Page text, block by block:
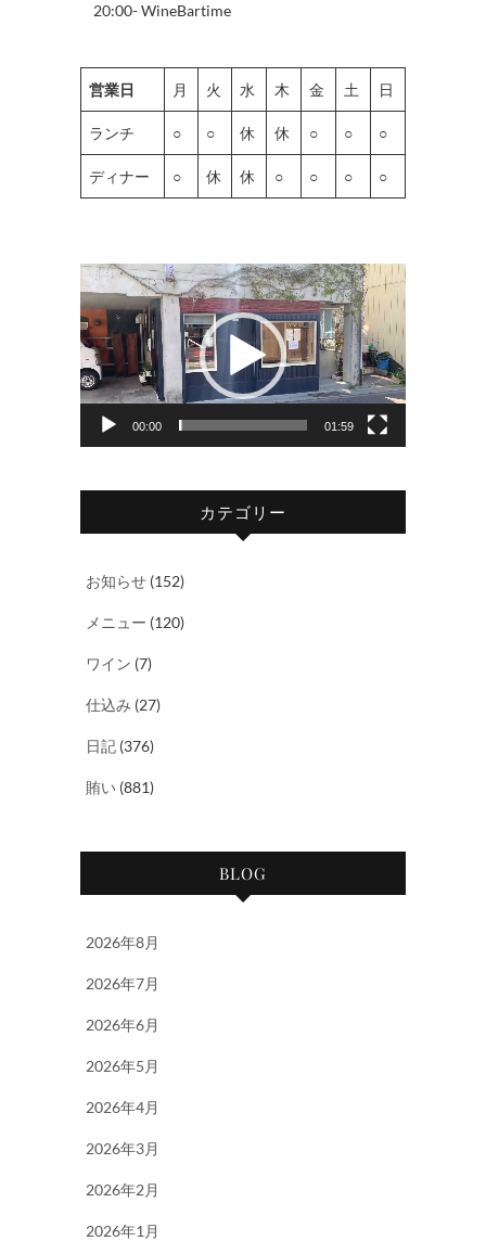
20:00- WineBartime
営業日 月 火 水 木 金 土 日
ランチ ○ ○ 休 休 ○ ○ ○
ディナー ○ 休 休 ○ ○ ○ ○
動
画
プ
レ
ー
00:00 01:59
カテゴリー
お知らせ (152)
メニュー (120)
ワイン (7)
仕込み (27)
日記 (376)
賄い (881)
BLOG
2026年8月
2026年7月
2026年6月
2026年5月
2026年4月
2026年3月
2026年2月
2026年1月